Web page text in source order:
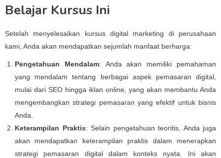
Belajar Kursus Ini
Setelah menyelesaikan kursus digital marketing di perusahaan
kami, Anda akan mendapatkan sejumlah manfaat berharga:
Pengetahuan Mendalam: Anda akan memiliki pemahaman
yang mendalam tentang berbagai aspek pemasaran digital,
mulai dari SEO hingga iklan online, yang akan membantu Anda
mengembangkan strategi pemasaran yang efektif untuk bisnis
Anda.
Keterampilan Praktis: Selain pengetahuan teoritis, Anda juga
akan mendapatkan keterampilan praktis dalam menerapkan
strategi pemasaran digital dalam konteks nyata. Ini akan